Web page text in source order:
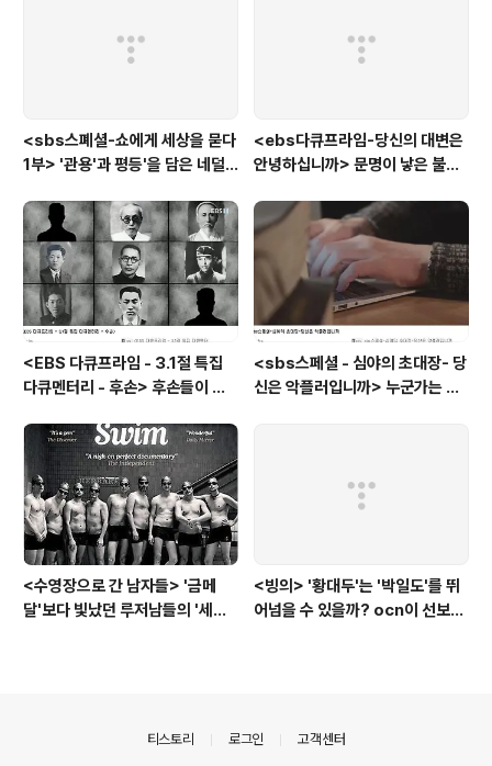
<sbs스폐셜-쇼에게 세상을 묻다
1부> '관용'과 평등'을 담은 네덜
<ebs다큐프라임-당신의 대변은
안녕하십니까> 문명이 낳은 불치
<EBS 다큐프라임 - 3.1절 특집
다큐멘터리 - 후손> 후손들이 말
고 후손들이 짊어진 삶의 무게
<sbs스페셜 - 심야의 초대장- 당
신은 악플러입니까> 누군가는 강
<수영장으로 간 남자들> '금메
달'보다 빛났던 루저남들의 '세라
<빙의> '황대두'는 '박일도'를 뛰
어넘을 수 있을까? ocn이 선보인
티스토리 로그인 고객센터